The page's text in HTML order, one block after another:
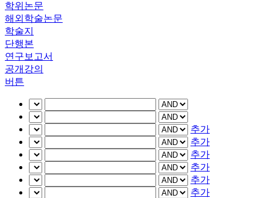
학위논문
해외학술논문
학술지
단행본
연구보고서
공개강의
버튼
추가
추가
추가
추가
추가
추가